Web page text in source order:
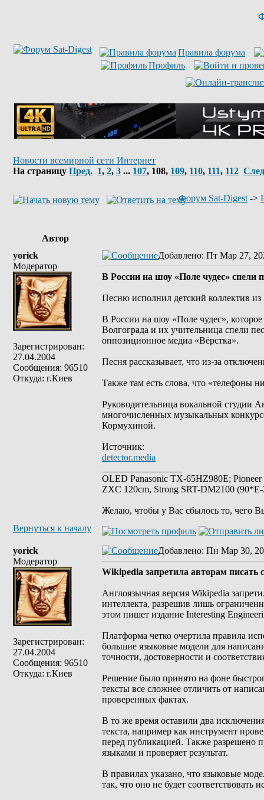
Правила форума
Профиль
Новости всемирной сети Интернет
На страницу Пред. 1, 2, 3 ... 107, 108, 109, 110, 111, 112
Форум Sat-Digest ->
Автор
yorick
Модератор
Зарегистрирован:
27.04.2004
Сообщения: 96510
Откуда: г.Киев
Добавлено: Пт Мар 27,
В России на шоу «Поле чудес» спели
Песню исполнил детский коллектив из
В России на шоу «Поле чудес»,
Волгограда и их учительница спели
оппозиционное медиа «Вёрстка».
Песня рассказывает, что из-за
Также там есть слова, что «телефоны
Руководительница вокальной студии
многочисленных музыкальных
Кормухиной.
Источник:
detector.media
OLED Panasonic TX-65HZ980E;
ZXC 120cm, Strong SRT-DM2100
Желаю, чтобы у Вас сбылось то, чего
Вернуться к началу
yorick
Модератор
Зарегистрирован:
27.04.2004
Сообщения: 96510
Откуда: г.Киев
Добавлено: Пн Мар 30,
Wikipedia запретила авторам
Англоязычная версия Wikipedia
интеллекта, разрешив лишь
этом пишет издание Interesting
Платформа четко очертила правила
большие языковые модели для
точности, достоверности и
Решение было принято на фоне
тексты все сложнее отличить от
проверенных фактах.
В то же время оставили два
текста, например как инструмент
перед публикацией. Также разрешено
языками и проверяет результат.
В правилах указано, что языковые
так, что оно не будет соответствовать